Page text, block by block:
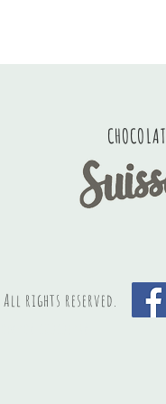
CHOCOLAT
All rights reserved.